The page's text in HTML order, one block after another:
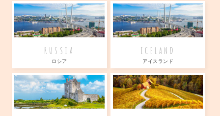
RUSSIA
ロシア
ICELAND
アイスランド